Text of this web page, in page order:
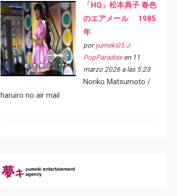
「HQ」松本典子 春色
のエアメール 1985
年
por yumeki05 J-
PopParadiseen 11
marzo 2026 a las 5:23
Noriko Matsumoto /
haruiro no air mail